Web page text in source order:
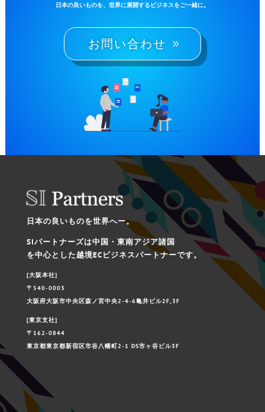
日本の良いものを、世界に展開するビジネスをご一緒に。
お問い合わせ
日本の良いものを世界へー。
SIパートナーズは中国・東南アジア諸国
を中心とした越境ECビジネスパートナーです。
[大阪本社]
〒540-0003
大阪府大阪市中央区森ノ宮中央2-4-6亀井ビル2F,3F
[東京支社]
〒162-0844
東京都東京都新宿区市谷八幡町2-1 DS市ヶ谷ビル3F